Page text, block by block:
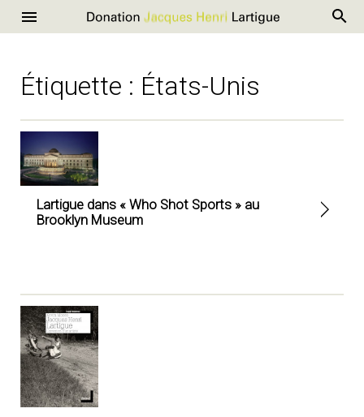
contenu
MenuDonation
Lartigue
Étiquette : États-Unis
Lartigue dans « Who Shot Sports » au
Brooklyn Museum